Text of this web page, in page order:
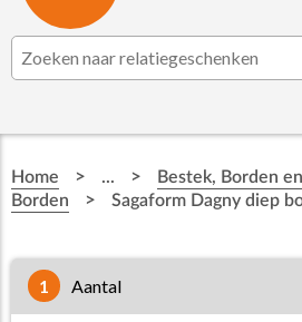
☆ Prijsknallers ☆
Home > ... > Bestek, Borden
Borden > Sagaform Dagny diep
1 aantal